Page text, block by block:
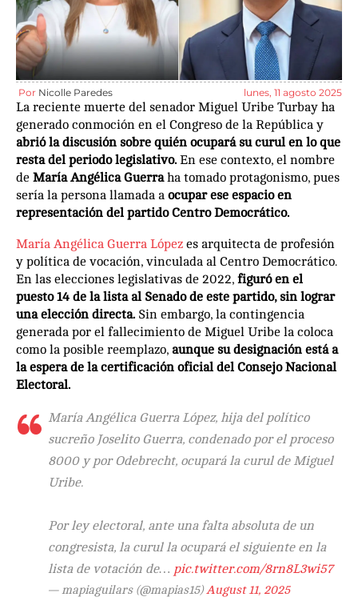
Por Nicolle Paredes lunes, 11 agosto 2025
La reciente muerte del senador Miguel Uribe Turbay ha
generado conmoción en el Congreso de la República y
abrió la discusión sobre quién ocupará su curul en lo que
resta del periodo legislativo. En ese contexto, el nombre
de María Angélica Guerraha tomado protagonismo, pues
sería la persona llamada a ocupar ese espacio en
representación del partido Centro Democrático.
María Angélica Guerra López es arquitecta de profesión
y política de vocación, vinculada al Centro Democrático.
En las elecciones legislativas de 2022, figuró en el
puesto 14 de la lista al Senado de este partido, sin lograr
una elección directa. Sin embargo, la contingencia
generada por el fallecimiento de Miguel Uribe la coloca
como la posible reemplazo, aunque su designación está a
la espera de la certificación oficial del Consejo Nacional
Electoral.
María Angélica Guerra López, hija del político
sucreño Joselito Guerra, condenado por el proceso
8000 y por Odebrecht, ocupará la curul de Miguel
Uribe.
Por ley electoral, ante una falta absoluta de un
congresista, la curul la ocupará el siguiente en la
lista de votación de… pic.twitter.com/8rn8L3wi57
— mapiaguilars (@mapias15)August 11, 2025